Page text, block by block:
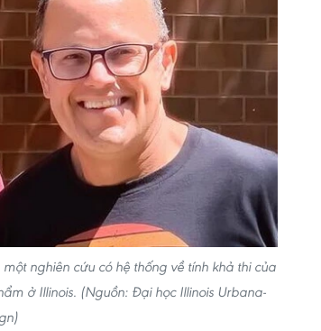
nghiên cứu có hệ thống về tính khả thi của
ở Illinois. (Nguồn: Đại học Illinois Urbana-